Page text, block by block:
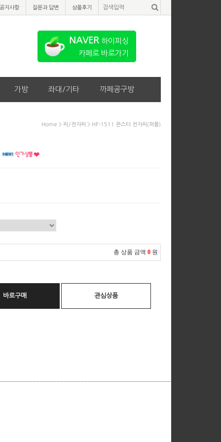
공지사항 질문과 답변 상품후기
가방 좌대/기타 까페공구방
NAVER 하이피싱
카페로 바로가기
Home > 찌/전자찌 > HF-1511 몬스터 전자찌(퍼플)
총 상품 금액 0 원
바로구매 관심상품